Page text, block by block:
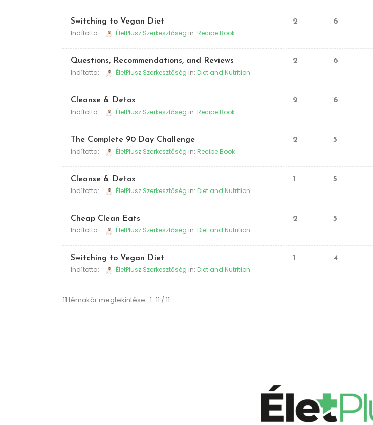
Switching to Vegan Diet
Indította: ÉletPlusz Szerkesztőség in: Recipe Book
2 6
Questions, Recommendations, and Reviews
Indította: ÉletPlusz Szerkesztőség in: Diet and Nutrition
2 6
Cleanse & Detox
Indította: ÉletPlusz Szerkesztőség in: Recipe Book
2 6
The Complete 90 Day Challenge
Indította: ÉletPlusz Szerkesztőség in: Recipe Book
2 5
Cleanse & Detox
Indította: ÉletPlusz Szerkesztőség in: Diet and Nutrition
1 5
Cheap Clean Eats
Indította: ÉletPlusz Szerkesztőség in: Diet and Nutrition
2 5
Switching to Vegan Diet
Indította: ÉletPlusz Szerkesztőség in: Diet and Nutrition
1 4
11 témakör megtekintése : 1-11 / 11